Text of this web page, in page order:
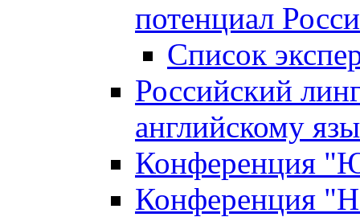
потенциал
Список
Российский
английскому
Конференция
Конференция